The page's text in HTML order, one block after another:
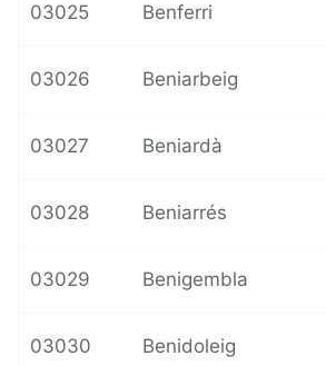
03025 Benferri
03026 Beniarbeig
03027 Beniardà
03028 Beniarrés
03029 Benigembla
03030 Benidoleig